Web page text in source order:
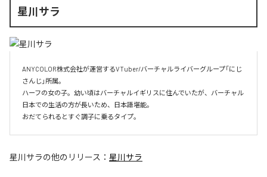
星川サラ
ANYCOLOR株式会社が運営するVTuber/バーチャルライバーグループ「にじ
さんじ」所属。
ハーフの女の子。幼い頃はバーチャルイギリスに住んでいたが、バーチャル
日本での生活の方が長いため、日本語堪能。
おだてられるとすぐ調子に乗るタイプ。
星川サラの他のリリース： 星川サラ